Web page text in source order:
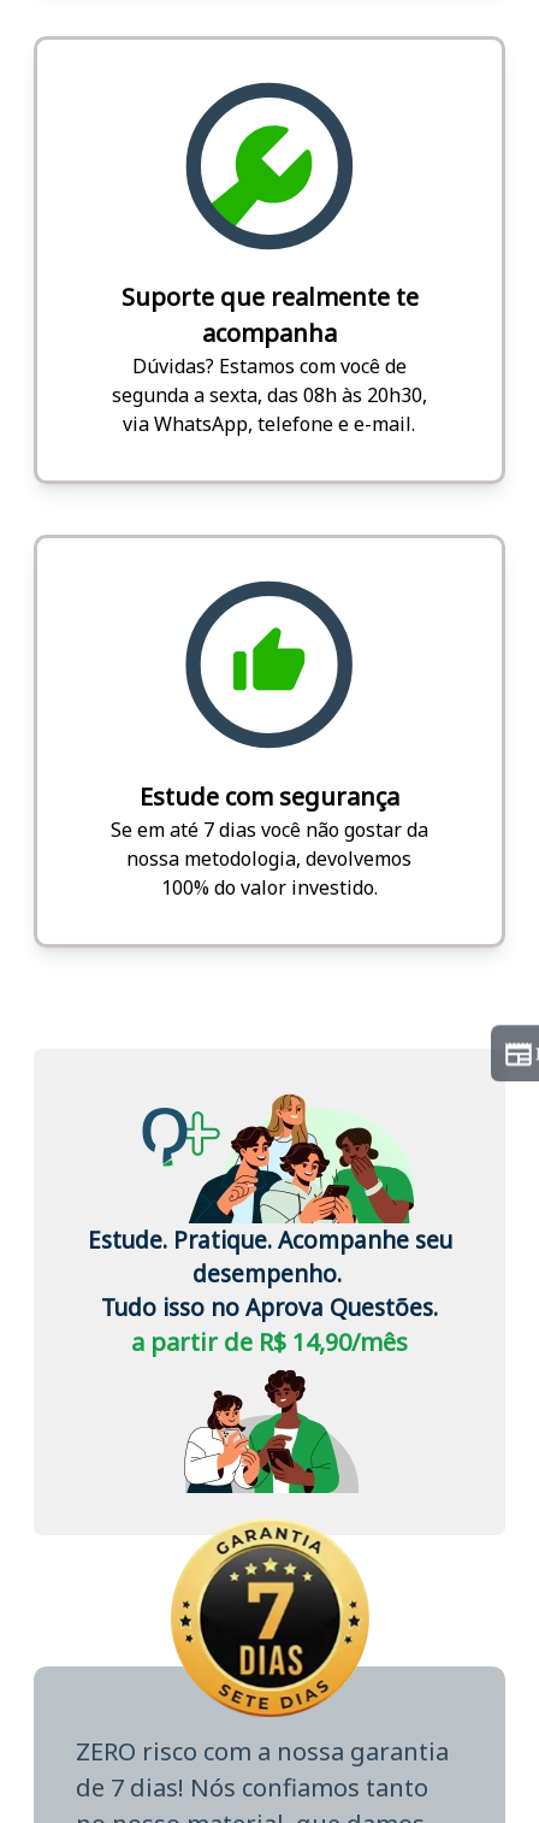
Suporte que realmente te
acompanha
Dúvidas? Estamos com você de
segunda a sexta, das 08h às 20h30,
via WhatsApp, telefone e e-mail.
Estude com segurança
Se em até 7 dias você não gostar da
nossa metodologia, devolvemos
100% do valor investido.
Estude. Pratique. Acompanhe seu
desempenho.
Tudo isso no Aprova Questões.
a partir de R$ 14,90/mês
ZERO risco com a nossa garantia
de 7 dias! Nós confiamos tanto